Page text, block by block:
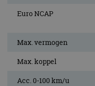
Euro NCAP
Max. vermogen
Max. koppel
Acc. 0-100 km/u